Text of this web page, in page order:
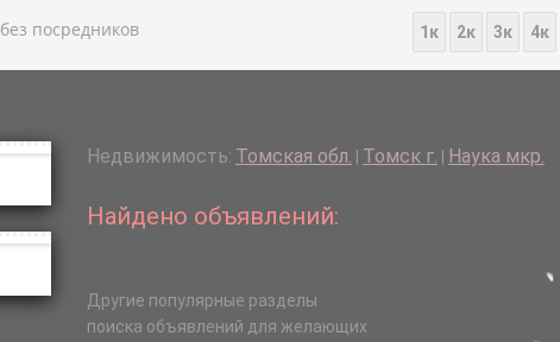
без посредников 1к 2к 3к 4к
Недвижимость: Томская обл. Томск г. Наука мкр.
Найдено объявлений:
Другие популярные разделы
поиска объявлений для желающих